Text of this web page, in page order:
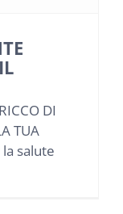
DI
TUA
salute